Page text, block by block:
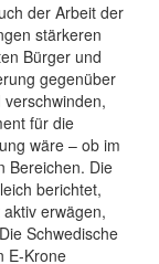
der Arbeit der
stärkeren
Bürger und
gegenüber
für die
wäre – ob im
Bereichen. Die
berichtet,
erwägen,
Schwedische
E-Krone